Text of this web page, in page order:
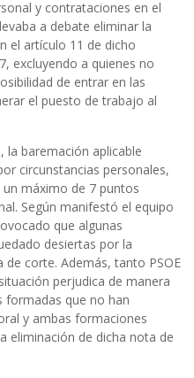
y contrataciones en el
a debate eliminar la
el artículo 11 de dicho
excluyendo a quienes no
de entrar en las
el puesto de trabajo al
baremación aplicable
circunstancias personales,
máximo de 7 puntos
Según manifestó el equipo
que algunas
desiertas por la
de corte. Además, tanto PSOE
perjudica de manera
formadas que no han
y ambas formaciones
eliminación de dicha nota de